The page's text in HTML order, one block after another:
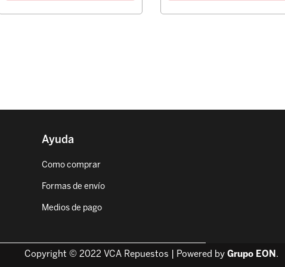
Ayuda
Como comprar
Formas de envío
Medios de pago
Copyright © 2022 VCA Repuestos | Powered by Grupo EON .